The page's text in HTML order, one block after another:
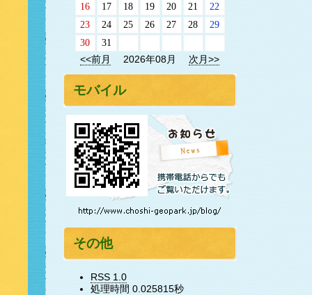
16
17 18 19 20 21
22
23
24 25 26 27 28
29
30
31
<<前月
2026年08月 次月>>
モバイル
その他
RSS 1.0
処理時間 0.025815秒